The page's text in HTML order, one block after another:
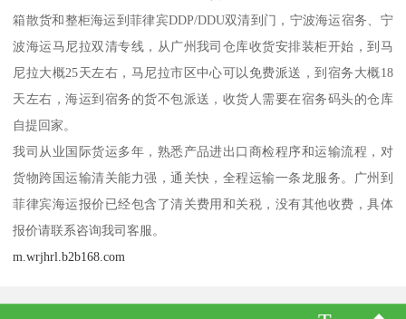
箱散货和整柜海运到菲律宾DDP/DDU双清到门，宁波海运宿务、宁
波海运马尼拉双清专线，从广州我司仓库收货安排装柜开始，到马
尼拉大概25天左右，马尼拉市区中心可以免费派送，到宿务大概18
天左右，海运到宿务的货不包派送，收货人需要在宿务码头的仓库
自提回家。
我司从业国际货运多年，熟悉产品进出口商检程序和运输流程，对
货物跨国运输清关能力强，通关快，全程运输一条龙服务。广州到
菲律宾海运报价已经包含了清关费用和关税，没有其他收费，具体
报价请联系咨询我司客服。
m.wrjhrl.b2b168.com